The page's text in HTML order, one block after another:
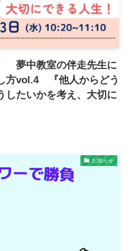
夢中教室の伴走先生に
方vol.4 『他人からどう
したいかを考え、大切に
お知らせ